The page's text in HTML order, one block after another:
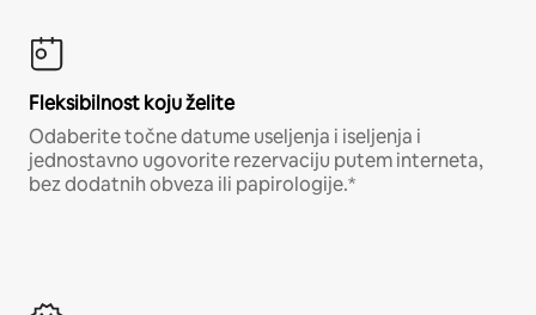
Fleksibilnost koju želite
Odaberite točne datume useljenja i iseljenja i
jednostavno ugovorite rezervaciju putem interneta,
bez dodatnih obveza ili papirologije.*